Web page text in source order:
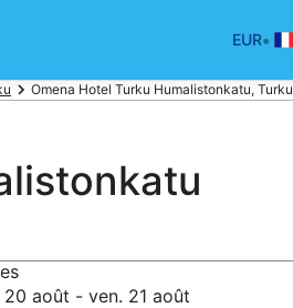
EUR•
Omena Hotel Turku Humalistonkatu, Turku
20 août - ven. 21 août